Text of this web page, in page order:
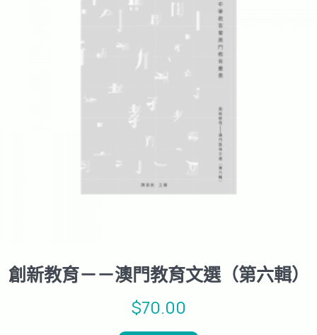
創新教育－－澳門教育文選（第六輯）
$70.00